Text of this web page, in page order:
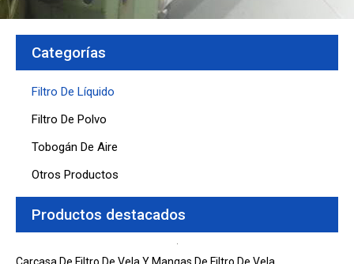
Categorías
Filtro De Líquido
Filtro De Polvo
Tobogán De Aire
Otros Productos
Productos destacados